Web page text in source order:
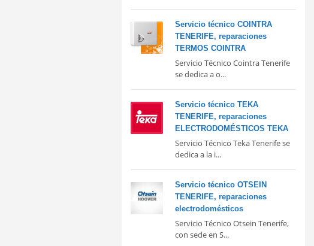
Servicio técnico COINTRA
TENERIFE, reparaciones
TERMOS COINTRA
Servicio Técnico Cointra Tenerife
se dedica a o...
Servicio técnico TEKA
TENERIFE, reparaciones
ELECTRODOMÉSTICOS TEKA
Servicio Técnico Teka Tenerife se
dedica a la i...
Servicio técnico OTSEIN
TENERIFE, reparaciones
electrodomésticos
Servicio Técnico Otsein Tenerife,
con sede en S...